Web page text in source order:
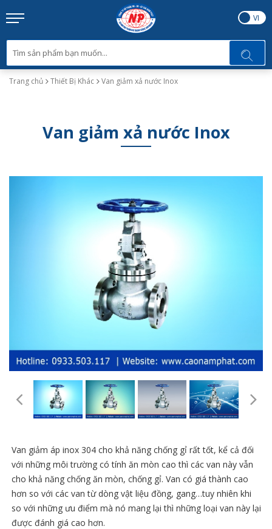
EN VI
Trang chủ Thiết Bị Khác Van giảm xả nước Inox
Van giảm xả nước Inox
Van giảm áp inox 304 cho khả năng chống gỉ rất tốt, kể cả đối
với những môi trường có tính ăn mòn cao thì các van này vẫn
cho khả năng chống ăn mòn, chống gỉ. Van có giá thành cao
hơn so với các van từ dòng vật liệu đồng, gang…tuy nhiên khi
so với những ưu điểm mà nó mang lại thì những loại van này lại
được đánh giá cao hơn.